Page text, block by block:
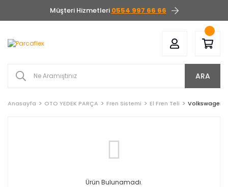
Müşteri Hizmetleri 0554 997 66 66
ARA
Anasayfa OTO YEDEK PARÇA Fren Sistemi El Fren Teli Volkswagen
Ürün Bulunamadı.